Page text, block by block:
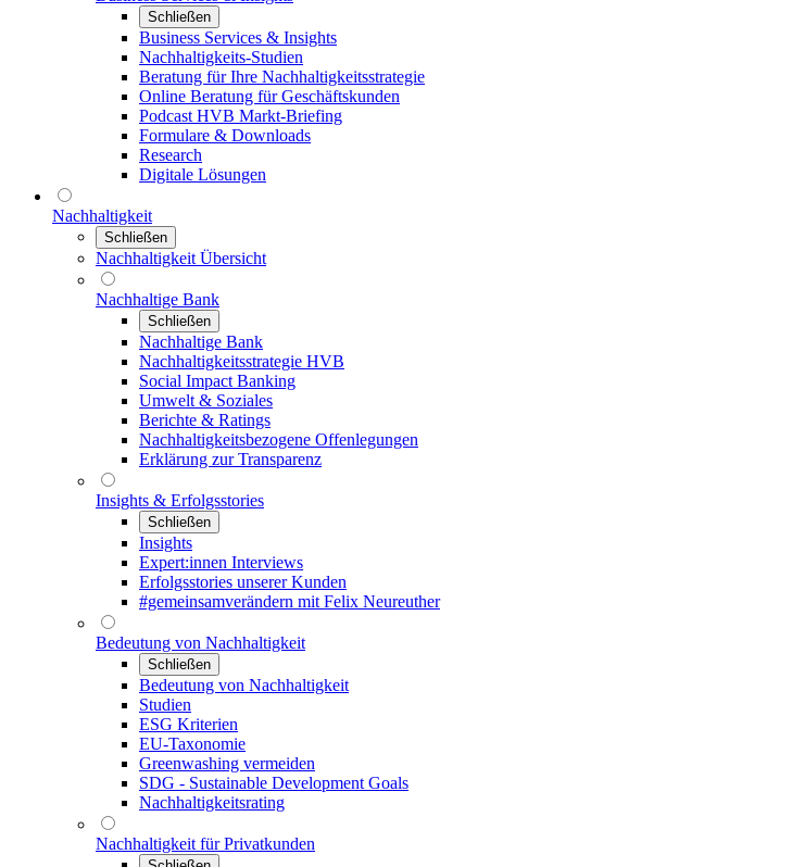
Schließen
Business Services & Insights
Nachhaltigkeits-Studien
Beratung für Ihre Nachhaltigkeitsstrategie
Online Beratung für Geschäftskunden
Podcast HVB Markt-Briefing
Formulare & Downloads
Research
Digitale Lösungen
Nachhaltigkeit
Schließen
Nachhaltigkeit Übersicht
Nachhaltige Bank
Schließen
Nachhaltige Bank
Nachhaltigkeitsstrategie HVB
Social Impact Banking
Umwelt & Soziales
Berichte & Ratings
Nachhaltigkeitsbezogene Offenlegungen
Erklärung zur Transparenz
Insights & Erfolgsstories
Schließen
Insights
Expert:innen Interviews
Erfolgsstories unserer Kunden
#gemeinsamverändern mit Felix Neureuther
Bedeutung von Nachhaltigkeit
Schließen
Bedeutung von Nachhaltigkeit
Studien
ESG Kriterien
EU-Taxonomie
Greenwashing vermeiden
SDG - Sustainable Development Goals
Nachhaltigkeitsrating
Nachhaltigkeit für Privatkunden